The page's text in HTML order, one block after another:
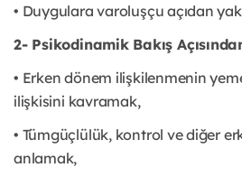
• Duygulara varoluşçu açıdan
2- Psikodinamik Bakış
• Erken dönem ilişkilenmenin
ilişkisini kavramak,
• Tümgüçlülük, kontrol ve diğer
anlamak,